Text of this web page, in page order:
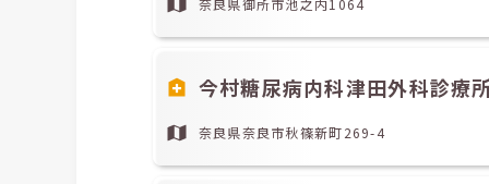
奈良県御所市池之内1064
今村糖尿病内科津田外科診療
奈良県奈良市秋篠新町269-4